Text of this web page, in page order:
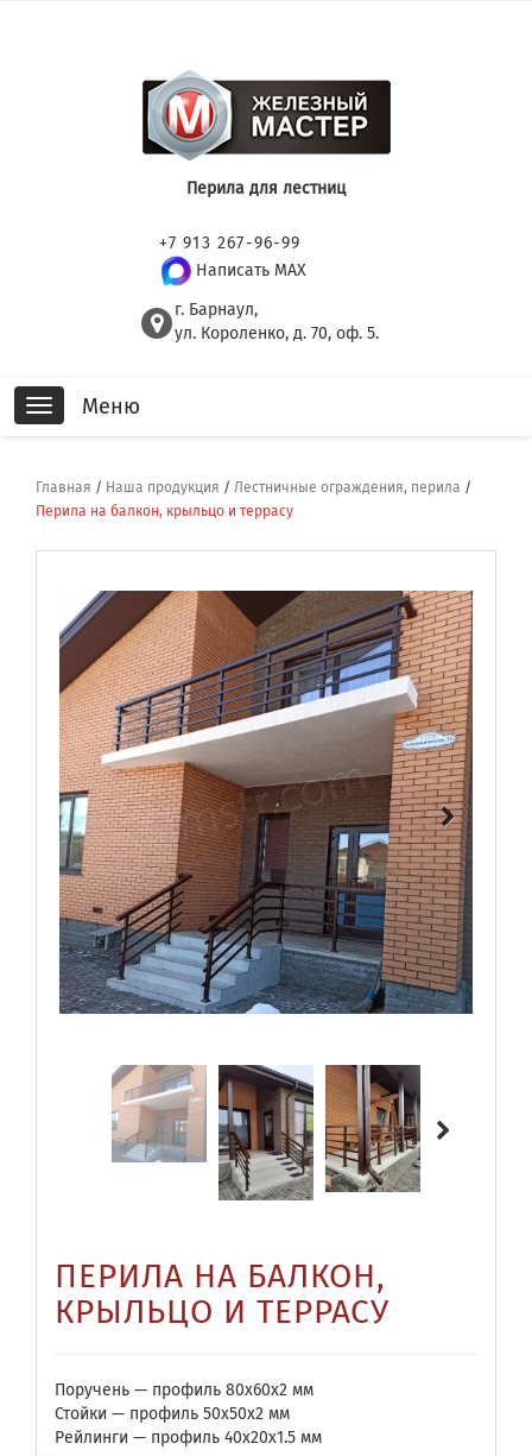
Перила для лестниц
+7 913 267-96-99
Написать MAX
г. Барнаул,
ул. Короленко, д. 70, оф. 5.
Toggle
navigation
Меню
Главная / Наша продукция / Лестничные ограждения, перила /
Перила на балкон, крыльцо и террасу
ПЕРИЛА НА БАЛКОН,
КРЫЛЬЦО И ТЕРРАСУ
Поручень —​ профиль 80х60х2 мм
Стойки —​ профиль 50­х50х2 мм
Рейлинги —​ профиль 40х20х1.5 мм